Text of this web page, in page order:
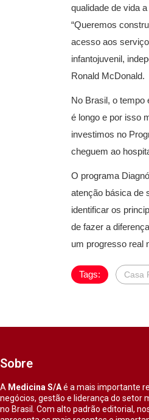
qualidade de vida
“Queremos
acesso aos
infantojuvenil,
Ronald McDonald.
No Brasil, o tempo
é longo e por isso
investimos no
cheguem ao
O programa
atenção básica de
identificar os
de fazer a
um progresso real
Tags: Casa
Sobre
A Medicina S/Aé a mais importante
negócios, gestão e liderança do setor
no Brasil. Com alto padrão editorial,